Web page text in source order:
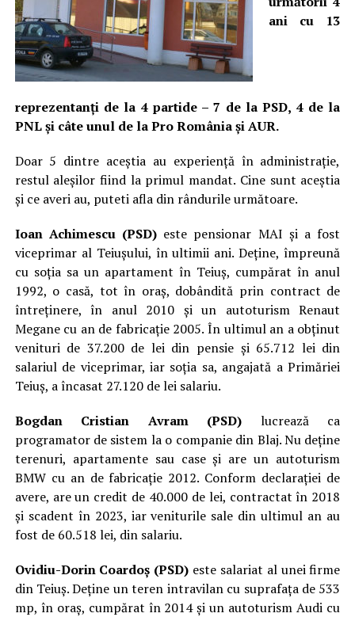
ani cu 13
reprezentanți de la 4 partide – 7 de la PSD, 4 de la
PNL și câte unul de la Pro România și AUR.
Doar 5 dintre aceștia au experiență în administrație,
restul aleșilor fiind la primul mandat. Cine sunt aceștia
și ce averi au, puteti afla din rândurile următoare.
Ioan Achimescu (PSD) este pensionar MAI și a fost
viceprimar al Teiușului, în ultimii ani. Deține, împreună
cu soția sa un apartament în Teiuș, cumpărat în anul
1992, o casă, tot în oraș, dobândită prin contract de
întreținere, în anul 2010 și un autoturism Renaut
Megane cu an de fabricație 2005. În ultimul an a obținut
venituri de 37.200 de lei din pensie și 65.712 lei din
salariul de viceprimar, iar soția sa, angajată a Primăriei
Teiuș, a încasat 27.120 de lei salariu.
Bogdan Cristian Avram (PSD) lucrează ca
programator de sistem la o companie din Blaj. Nu deține
terenuri, apartamente sau case și are un autoturism
BMW cu an de fabricație 2012. Conform declarației de
avere, are un credit de 40.000 de lei, contractat în 2018
și scadent în 2023, iar veniturile sale din ultimul an au
fost de 60.518 lei, din salariu.
Ovidiu-Dorin Coardoș (PSD) este salariat al unei firme
din Teiuș. Deține un teren intravilan cu suprafața de 533
mp, în oraș, cumpărat în 2014 și un autoturism Audi cu